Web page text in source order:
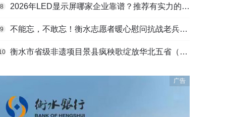
8 2026年LED显示屏哪家企业靠谱？推荐有实力的LED显示屏工程服务商
9 不能忘，不敢忘！衡水志愿者暖心慰问抗战老兵和老党员
衡水市省级非遗项目景县疯秧歌绽放华北五省（区）市舞蹈大赛舞台
广告